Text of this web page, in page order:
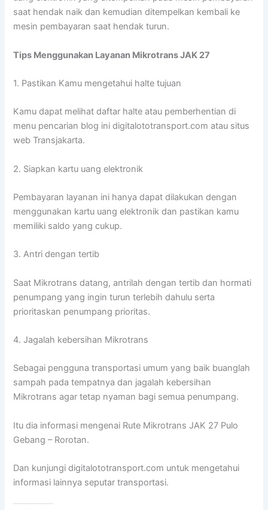
saat hendak naik dan kemudian ditempelkan kembali ke
mesin pembayaran saat hendak turun.
Tips Menggunakan Layanan Mikrotrans JAK 27
1. Pastikan Kamu mengetahui halte tujuan
Kamu dapat melihat daftar halte atau pemberhentian di
menu pencarian blog ini digitalototransport.com atau situs
web Transjakarta.
2. Siapkan kartu uang elektronik
Pembayaran layanan ini hanya dapat dilakukan dengan
menggunakan kartu uang elektronik dan pastikan kamu
memiliki saldo yang cukup.
3. Antri dengan tertib
Saat Mikrotrans datang, antrilah dengan tertib dan hormati
penumpang yang ingin turun terlebih dahulu serta
prioritaskan penumpang prioritas.
4. Jagalah kebersihan Mikrotrans
Sebagai pengguna transportasi umum yang baik buanglah
sampah pada tempatnya dan jagalah kebersihan
Mikrotrans agar tetap nyaman bagi semua penumpang.
Itu dia informasi mengenai Rute Mikrotrans JAK 27 Pulo
Gebang – Rorotan.
Dan kunjungi digitalototransport.com untuk mengetahui
informasi lainnya seputar transportasi.